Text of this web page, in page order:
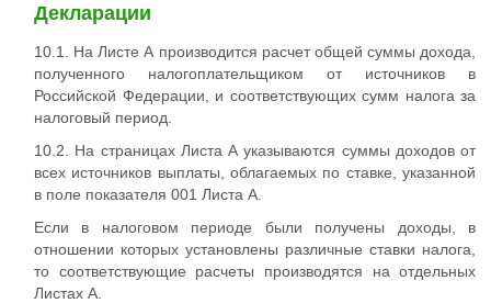
Декларации
10.1. На Листе А производится расчет общей суммы дохода,
полученного налогоплательщиком от источников в
Российской Федерации, и соответствующих сумм налога за
налоговый период.
10.2. На страницах Листа А указываются суммы доходов от
всех источников выплаты, облагаемых по ставке, указанной
в поле показателя 001 Листа А.
Если в налоговом периоде были получены доходы, в
отношении которых установлены различные ставки налога,
то соответствующие расчеты производятся на отдельных
Листах А.